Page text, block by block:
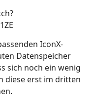
IconX-
Datenspeicher
sich noch ein wenig
diese erst im dritten